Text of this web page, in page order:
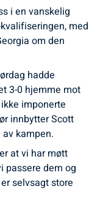
i en vanskelig
med
om den
hadde
3-0 hjemme mot
imponerte
innbytter Scott
kampen.
at vi har møtt
passere dem og
selvsagt store